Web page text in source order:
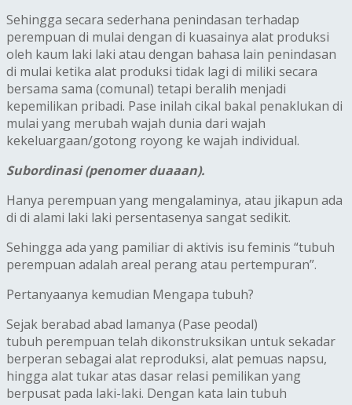
Sehingga secara sederhana penindasan terhadap
perempuan di mulai dengan di kuasainya alat produksi
oleh kaum laki laki atau dengan bahasa lain penindasan
di mulai ketika alat produksi tidak lagi di miliki secara
bersama sama (comunal) tetapi beralih menjadi
kepemilikan pribadi. Pase inilah cikal bakal penaklukan di
mulai yang merubah wajah dunia dari wajah
kekeluargaan/gotong royong ke wajah individual.
Subordinasi (penomer duaaan).
Hanya perempuan yang mengalaminya, atau jikapun ada
di di alami laki laki persentasenya sangat sedikit.
Sehingga ada yang pamiliar di aktivis isu feminis “tubuh
perempuan adalah areal perang atau pertempuran”.
Pertanyaanya kemudian Mengapa tubuh?
Sejak berabad abad lamanya (Pase peodal)
tubuh perempuan telah dikonstruksikan untuk sekadar
berperan sebagai alat reproduksi, alat pemuas napsu,
hingga alat tukar atas dasar relasi pemilikan yang
berpusat pada laki-laki. Dengan kata lain tubuh